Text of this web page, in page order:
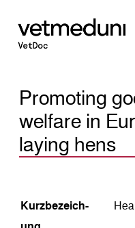
Promoting
welfare in
laying hens
Kurz­bezeich­